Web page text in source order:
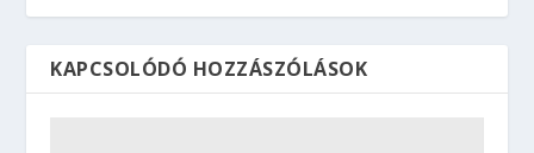
KAPCSOLÓDÓ HOZZÁSZÓLÁSOK